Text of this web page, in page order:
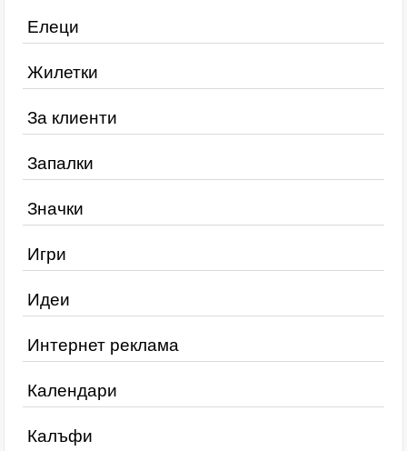
Елеци
Жилетки
За клиенти
Запалки
Значки
Игри
Идеи
Интернет реклама
Календари
Калъфи